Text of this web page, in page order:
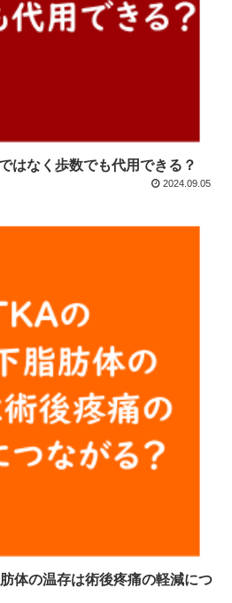
はなく歩数でも代用できる？
2024.09.05
体の温存は術後疼痛の軽減につ